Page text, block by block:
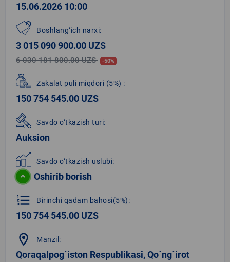
15.06.2026 10:00
Boshlang‘ich narxi:
3 015 090 900.00 UZS
6 030 181 800.00 UZS -50%
Zakalat puli miqdori (5%) :
150 754 545.00 UZS
Savdo o‘tkazish turi:
Auksion
Savdo o‘tkazish uslubi:
Oshirib borish
format_list_numbered Birinchi qadam bahosi(5%):
150 754 545.00 UZS
location_on Manzil:
Qoraqalpog`iston Respublikasi, Qo`ng`irot